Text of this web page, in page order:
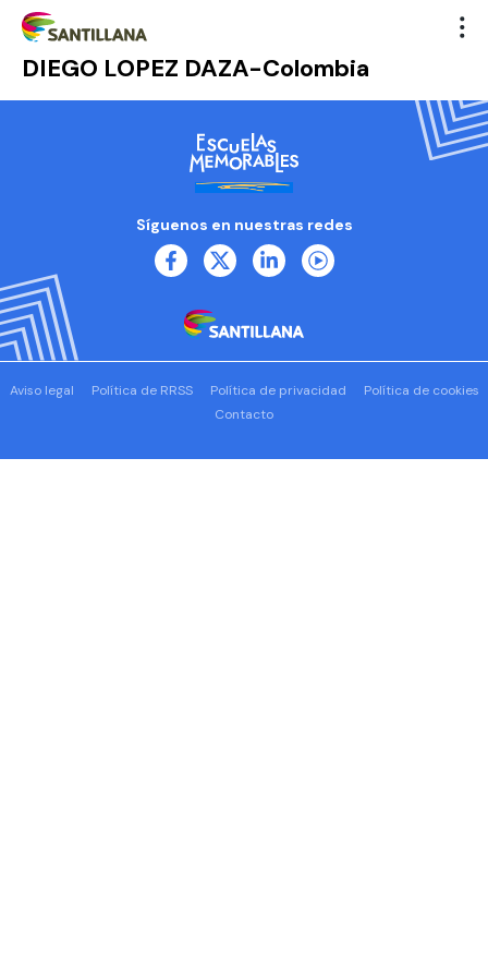
DIEGO LOPEZ DAZA-Colombia
Síguenos en nuestras redes
Aviso legal Política de RRSS Política de privacidad
Política de cookies
Contacto